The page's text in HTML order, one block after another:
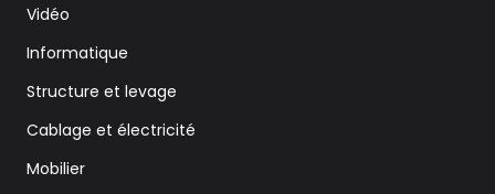
Vidéo
Informatique
Structure et levage
Cablage et électricité
Mobilier